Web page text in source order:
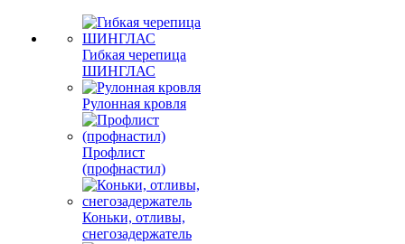
Гибкая черепица
ШИНГЛАС
Рулонная кровля
Профлист
(профнастил)
Коньки, отливы,
снегозадержатель